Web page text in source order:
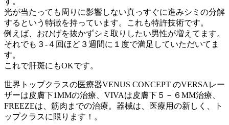
光が当たっても周りに影響しない真っすぐに進みシミの分解
するという特徴を持っています。これも特許技術です。
例えば、おひげを抜かずシミ取りしたい男性が増えてます。
それでも３-４回ほど３週間に１度で満足していただいてま
す。
これで肝斑にもOKです。
世界トップクラスの医療器VENUS CONCEPT のVERSAレー
ザーは皮膚下1MMの治療、VIVAは皮膚下５－６MM治療、
FREEZEは、筋肉までの治療。器械は、医療用の新しく、ト
ップクラスに限ります！。